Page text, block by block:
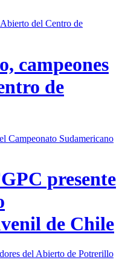
campeones
de
presente
de Chile